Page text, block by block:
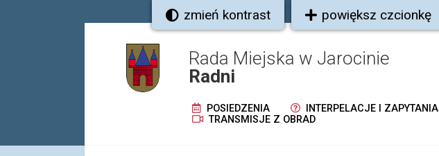
zmień kontrast powiększ czcionkę
Rada Miejska w Jarocinie
Radni
POSIEDZENIA INTERPELACJE I ZAPYTANIA
TRANSMISJE Z OBRAD